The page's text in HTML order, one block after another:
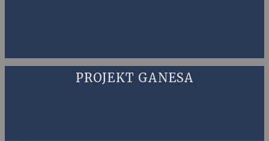
PROJEKT GANESA